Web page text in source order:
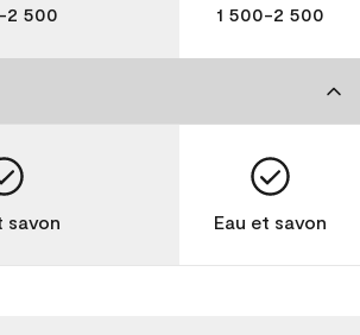
2 500 1 500-2 500
savon Eau et savon